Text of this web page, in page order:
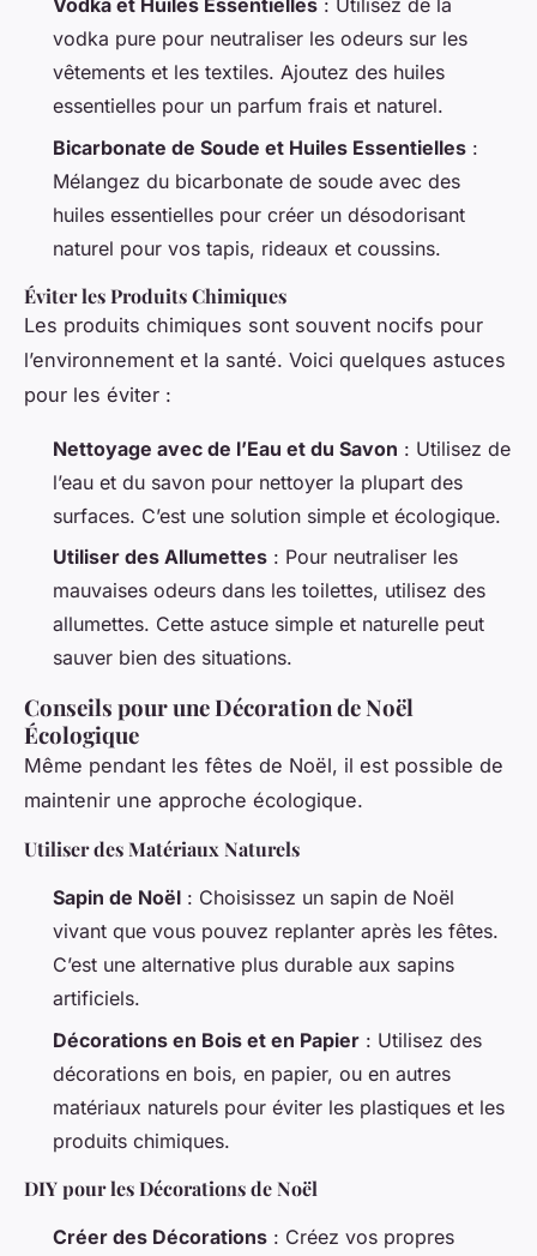
Vodka et Huiles Essentielles : Utilisez de la
vodka pure pour neutraliser les odeurs sur les
vêtements et les textiles. Ajoutez des huiles
essentielles pour un parfum frais et naturel.
Bicarbonate de Soude et Huiles Essentielles :
Mélangez du bicarbonate de soude avec des
huiles essentielles pour créer un désodorisant
naturel pour vos tapis, rideaux et coussins.
Éviter les Produits Chimiques
Les produits chimiques sont souvent nocifs pour
l’environnement et la santé. Voici quelques astuces
pour les éviter :
Nettoyage avec de l’Eau et du Savon : Utilisez de
l’eau et du savon pour nettoyer la plupart des
surfaces. C’est une solution simple et écologique.
Utiliser des Allumettes : Pour neutraliser les
mauvaises odeurs dans les toilettes, utilisez des
allumettes. Cette astuce simple et naturelle peut
sauver bien des situations.
Conseils pour une Décoration de Noël
Écologique
Même pendant les fêtes de Noël, il est possible de
maintenir une approche écologique.
Utiliser des Matériaux Naturels
Sapin de Noël : Choisissez un sapin de Noël
vivant que vous pouvez replanter après les fêtes.
C’est une alternative plus durable aux sapins
artificiels.
Décorations en Bois et en Papier : Utilisez des
décorations en bois, en papier, ou en autres
matériaux naturels pour éviter les plastiques et les
produits chimiques.
DIY pour les Décorations de Noël
Créer des Décorations : Créez vos propres